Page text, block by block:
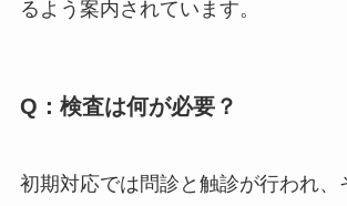
るよう案内されています。
Q：検査は何が必要？
初期対応では問診と触診が行われ、